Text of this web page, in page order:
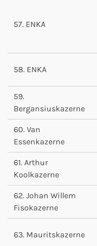
57. ENKA
58. ENKA
59.
Bergansiuskazerne
60. Van
Essenkazerne
61. Arthur
Koolkazerne
62. Johan Willem
Fisokazerne
63. Mauritskazerne